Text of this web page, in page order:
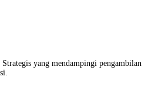
yang mendampingi pengambilan